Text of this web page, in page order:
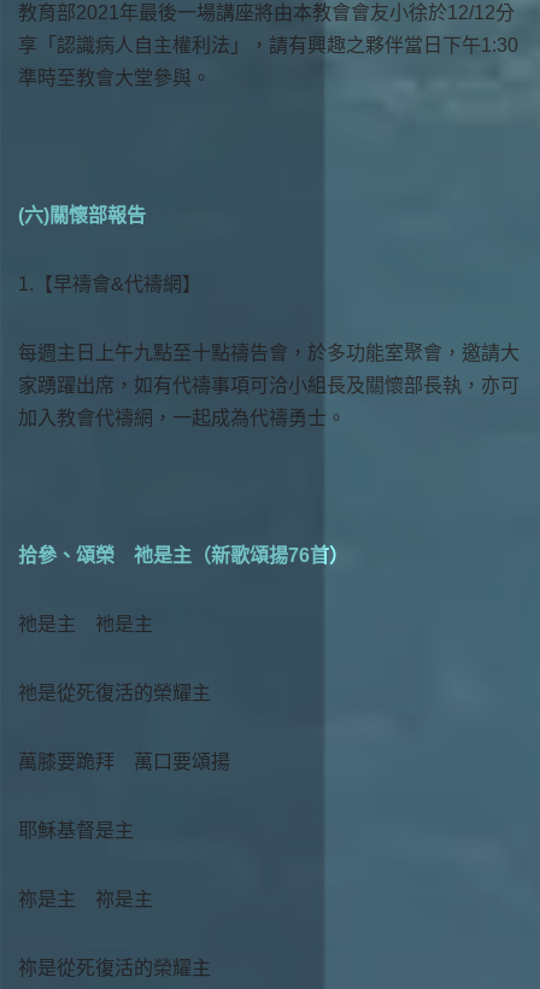
教育部2021年最後一場講座將由本教會會友小徐於12/12分
享「認識病人自主權利法」，請有興趣之夥伴當日下午1:30
準時至教會大堂參與。
(六)關懷部報告
1.【早禱會&代禱網】
每週主日上午九點至十點禱告會，於多功能室聚會，邀請大
家踴躍出席，如有代禱事項可洽小組長及關懷部長執，亦可
加入教會代禱網，一起成為代禱勇士。
拾參、頌榮 祂是主（新歌頌揚76首）
祂是主 祂是主
祂是從死復活的榮耀主
萬膝要跪拜 萬口要頌揚
耶穌基督是主
祢是主 祢是主
祢是從死復活的榮耀主